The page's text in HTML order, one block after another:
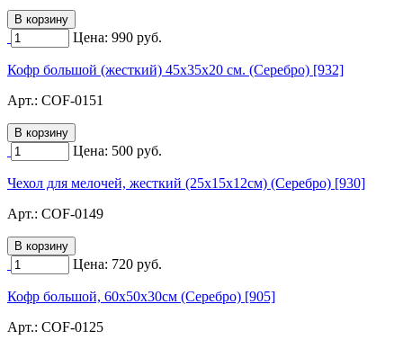
Цена: 990 руб.
Кофр большой (жесткий) 45х35х20 см. (Серебро) [932]
Арт.: COF-0151
Цена: 500 руб.
Чехол для мелочей, жесткий (25х15х12см) (Серебро) [930]
Арт.: COF-0149
Цена: 720 руб.
Кофр большой, 60х50х30см (Серебро) [905]
Арт.: COF-0125